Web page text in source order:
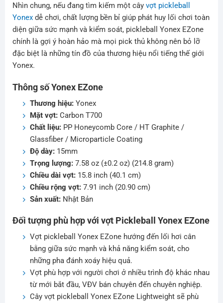
Nhìn chung, nếu đang tìm kiếm một cây vợt pickleball
Yonexdễ chơi, chất lượng bền bỉ giúp phát huy lối chơi toàn
diện giữa sức mạnh và kiểm soát, pickleball Yonex EZone
chính là gợi ý hoàn hảo mà mọi pick thủ không nên bỏ lỡ
đặc biệt là những tín đồ của thương hiệu nổi tiếng thế giới
Yonex.
Thông số Yonex EZone
Thương hiệu:Yonex
Mặt vợt:Carbon T700
Chất liệu:PP Honeycomb Core / HT Graphite /
Glassfiber / Microparticle Coating
Độ dày:15mm
Trọng lượng:7.58 oz (±0.2 oz) (214.8 gram)
Chiều dài vợt:15.8 inch (40.1 cm)
Chiều rộng vợt:7.91 inch (20.90 cm)
Sản xuất:Nhật Bản
Đối tượng phù hợp với vợt Pickleball Yonex EZone
Vợt pickleball Yonex EZone hướng đến lối hơi cân
bằng giữa sức mạnh và khả năng kiểm soát, cho
những pha đánh xoáy hiệu quả.
Vợt phù hợp với người chơi ở nhiều trình độ khác nhau
từ mới bắt đầu, VĐV bán chuyên đến chuyên nghiệp.
Cây vợt pickleball Yonex EZone Lightweight sẽ phù